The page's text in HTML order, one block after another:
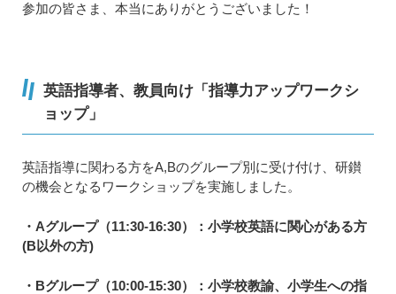
参加の皆さま、本当にありがとうございました！
英語指導者、教員向け「指導力アップワークシ
ョップ」
英語指導に関わる方をA,Bのグループ別に受け付け、研鑚
の機会となるワークショップを実施しました。
・Aグループ（11:30-16:30）：小学校英語に関心がある方
(B以外の方)
・Bグループ（10:00-15:30）：小学校教諭、小学生への指